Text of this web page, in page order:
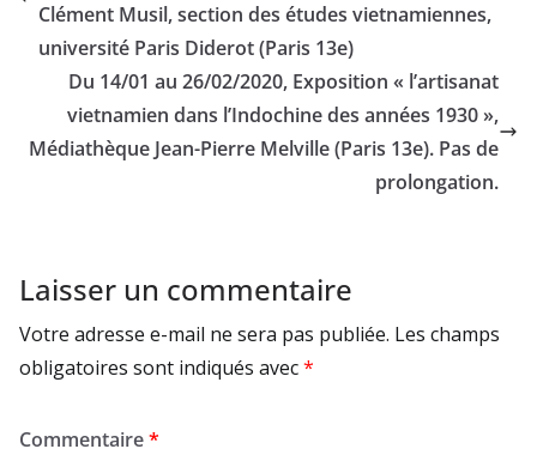
Clément Musil, section des études vietnamiennes,
université Paris Diderot (Paris 13e)
Du 14/01 au 26/02/2020, Exposition « l’artisanat
vietnamien dans l’Indochine des années 1930 »,
Médiathèque Jean-Pierre Melville (Paris 13e). Pas de
prolongation.
Laisser un commentaire
Votre adresse e-mail ne sera pas publiée. Les champs
obligatoires sont indiqués avec*
Commentaire*